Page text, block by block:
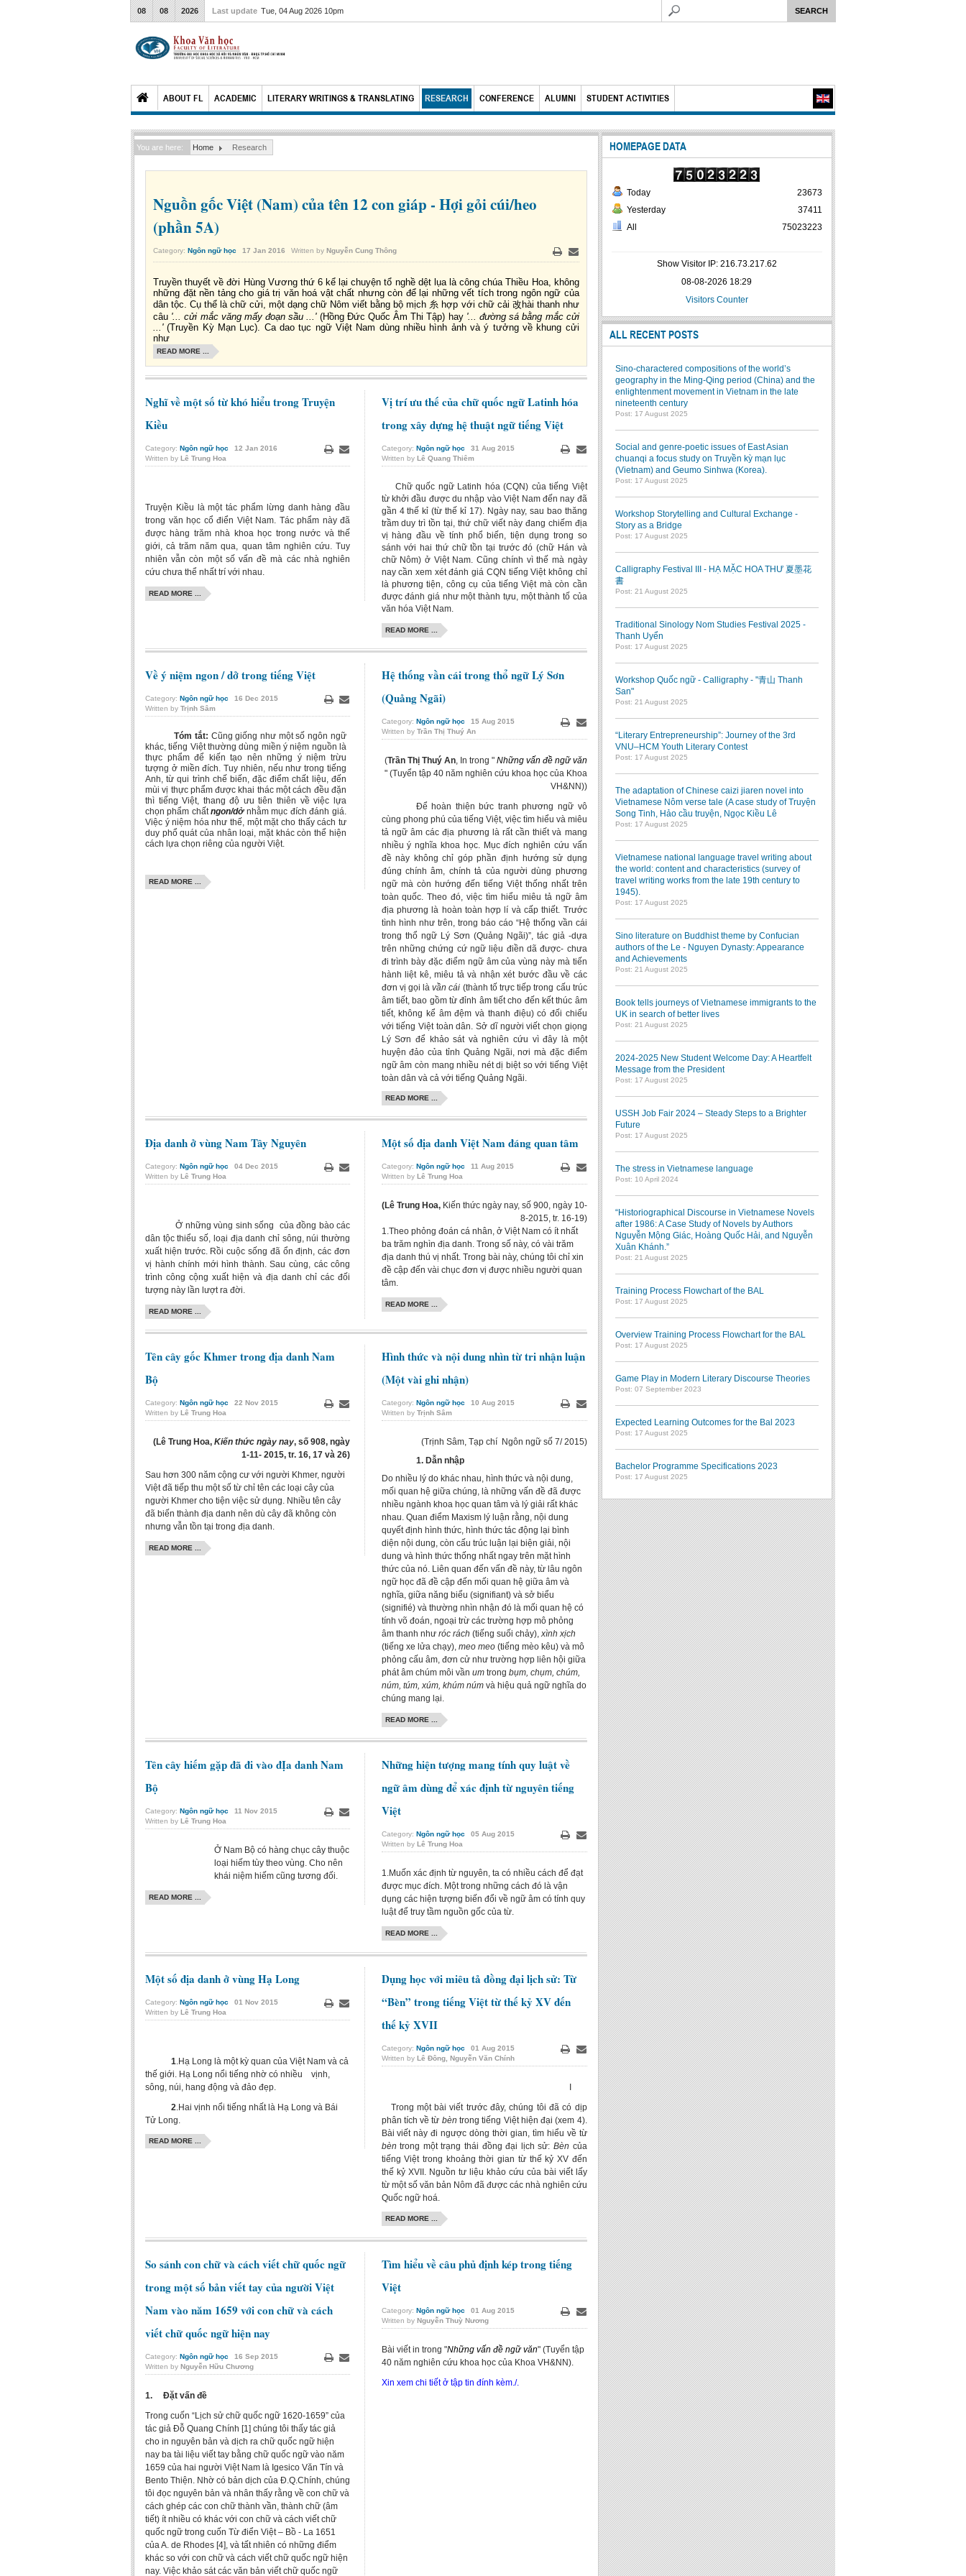
08 08 2026 Last update Tue, 04 Aug 2026 10pm
ABOUT FL ACADEMIC LITERARY WRITINGS & TRANSLATING RESEARCH CONFERENCE ALUMNI STUDENT ACTIVITIES
You are here: Home Research
Nguồn gốc Việt (Nam) của tên 12 con giáp - Hợi gỏi cúi/heo
(phần 5A)
Category: Ngôn ngữ học 17 Jan 2016 Written by Nguyễn Cung Thông
PrintEmail
Truyền thuyết về đời Hùng Vương thứ 6 kể lại chuyện tổ nghề dệt lụa là công chúa Thiều Hoa, không
những đặt nền tảng cho giá trị văn hoá vật chất nhưng còn để lại những vết tích trong ngôn ngữ của
dân tộc. Cụ thể là chữ cửi, một dạng chữ Nôm viết bằng bộ mịch 糸 hợp với chữ cải 改 hài thanh như
câu '... cửi mắc văng mấy đoạn sầu ...'(Hồng Đức Quốc Âm Thi Tập) hay '... đường sá bằng mắc cửi
...'(Truyền Kỳ Mạn Lục). Ca dao tục ngữ Việt Nam dùng nhiều hình ảnh và ý tưởng về khung cửi
như
READ MORE ...
Nghĩ về một số từ khó hiểu trong Truyện
Kiều
Category: Ngôn ngữ học 12 Jan 2016
Written by Lê Trung Hoa
Truyện Kiều là một tác phẩm lừng danh hàng đầu
trong văn học cổ điển Việt Nam. Tác phẩm này đã
được hàng trăm nhà khoa học trong nước và thế
giới, cả trăm năm qua, quan tâm nghiên cứu. Tuy
nhiên vẫn còn một số vấn đề mà các nhà nghiên
cứu chưa thể nhất trí với nhau.
READ MORE ...
Vị trí ưu thế của chữ quốc ngữ Latinh hóa
trong xây dựng hệ thuật ngữ tiếng Việt
Category: Ngôn ngữ học 31 Aug 2015
Written by Lê Quang Thiêm Email
Chữ quốc ngữ Latinh hóa (CQN) của tiếng Việt
từ khởi đầu được du nhập vào Việt Nam đến nay đã
gần 4 thế kỉ (từ thế kỉ 17). Ngày nay, sau bao thăng
trầm duy trì tồn tại, thứ chữ viết này đang chiếm địa
vị hàng đầu về tính phổ biến, tiện dụng trong so
sánh với hai thứ chữ tồn tại trước đó (chữ Hán và
chữ Nôm) ở Việt Nam. Cũng chính vì thế mà ngày
nay cần xem xét đánh giá CQN tiếng Việt không chỉ
là phương tiện, công cụ của tiếng Việt mà còn cần
được đánh giá như một thành tựu, một thành tố của
văn hóa Việt Nam.
READ MORE ...
Về ý niệm ngon / dở trong tiếng Việt
Category: Ngôn ngữ học 16 Dec 2015
Written by Trịnh Sâm
Tóm tắt: Cũng giống như một số ngôn ngữ
khác, tiếng Việt thường dùng miền ý niệm nguồn là
thực phẩm để kiến tạo nên những ý niệm trừu
tượng ở miền đích. Tuy nhiên, nếu như trong tiếng
Anh, từ qui trình chế biến, đặc điểm chất liệu, đến
mùi vị thực phẩm được khai thác một cách đều đặn
thì tiếng Việt, thang độ ưu tiên thiên về việc lựa
chọn phẩm chấtngon/dởnhằm mục đích đánh giá.
Việc ý niệm hóa như thế, một mặt cho thấy cách tư
duy phổ quát của nhân loại, mặt khác còn thể hiện
cách lựa chọn riêng của người Việt.
READ MORE ...
Hệ thống vần cái trong thổ ngữ Lý Sơn
(Quảng Ngãi)
Category: Ngôn ngữ học 15 Aug 2015
Written by Trần Thị Thuý An Email
(Trần Thị Thuý An, In trong " Những vấn đề ngữ văn
" (Tuyển tập 40 năm nghiên cứu khoa học của Khoa
VH&NN))
Để hoàn thiện bức tranh phương ngữ vô
cùng phong phú của tiếng Việt, việc tìm hiểu và miêu
tả ngữ âm các địa phương là rất cần thiết và mang
nhiều ý nghĩa khoa học. Mục đích nghiên cứu vấn
đề này không chỉ góp phần định hướng sử dụng
đúng chính âm, chính tả của người dùng phương
ngữ mà còn hướng đến tiếng Việt thống nhất trên
toàn quốc. Theo đó, việc tìm hiểu miêu tả ngữ âm
địa phương là hoàn toàn hợp lí và cấp thiết. Trước
tình hình như trên, trong báo cáo “Hệ thống vần cái
trong thổ ngữ Lý Sơn (Quảng Ngãi)”, tác giả -dựa
trên những chứng cứ ngữ liệu điền dã được- chưa
đi trình bày đặc điểm ngữ âm của vùng này mà tiến
hành liệt kê, miêu tả và nhận xét bước đầu về các
đơn vị gọi làvần cái (thành tố trực tiếp trong cấu trúc
âm tiết, bao gồm từ đỉnh âm tiết cho đến kết thúc âm
tiết, không kể âm đệm và thanh điệu) có đối chiếu
với tiếng Việt toàn dân. Sở dĩ người viết chọn giọng
Lý Sơn để khảo sát và nghiên cứu vì đây là một
huyện đảo của tỉnh Quảng Ngãi, nơi mà đặc điểm
ngữ âm còn mang nhiều nét dị biệt so với tiếng Việt
toàn dân và cả với tiếng Quảng Ngãi.
READ MORE ...
Địa danh ở vùng Nam Tây Nguyên
Category: Ngôn ngữ học 04 Dec 2015
Written by Lê Trung Hoa
Ở những vùng sinh sống của đồng bào các
dân tộc thiểu số, loại địa danh chỉ sông, núi thường
xuất hiện trước. Rồi cuộc sống đã ổn định, các đơn
vị hành chính mới hình thành. Sau cùng, các công
trình công cộng xuất hiện và địa danh chỉ các đối
tượng này lần lượt ra đời.
READ MORE ...
Một số địa danh Việt Nam đáng quan tâm
Category: Ngôn ngữ học 11 Aug 2015
Written by Lê Trung Hoa Email
(Lê Trung Hoa, Kiến thức ngày nay, số 900, ngày 10-
8-2015, tr. 16-19)
1.Theo phỏng đoán cá nhân, ở Việt Nam có ít nhất
ba trăm nghìn địa danh. Trong số này, có vài trăm
địa danh thú vị nhất. Trong bài này, chúng tôi chỉ xin
đề cập đến vài chục đơn vị được nhiều người quan
tâm.
READ MORE ...
Tên cây gốc Khmer trong địa danh Nam
Bộ
Category: Ngôn ngữ học 22 Nov 2015
Written by Lê Trung Hoa
(Lê Trung Hoa, Kiến thức ngày nay, số 908, ngày
1-11- 2015, tr. 16, 17 và 26)
Sau hơn 300 năm cộng cư với người Khmer, người
Việt đã tiếp thu một số từ chỉ tên các loại cây của
người Khmer cho tiện việc sử dụng. Nhiều tên cây
đã biến thành địa danh nên dù cây đã không còn
nhưng vẫn tồn tại trong địa danh.
READ MORE ...
Hình thức và nội dung nhìn từ tri nhận luận
(Một vài ghi nhận)
Category: Ngôn ngữ học 10 Aug 2015
Written by Trịnh Sâm Email
(Trịnh Sâm, Tạp chí Ngôn ngữ số 7/ 2015)
1. Dẫn nhập
Do nhiều lý do khác nhau, hình thức và nội dung,
mối quan hệ giữa chúng, là những vấn đề đã được
nhiều ngành khoa học quan tâm và lý giải rất khác
nhau. Quan điểm Maxism lý luận rằng, nội dung
quyết định hình thức, hình thức tác động lại bình
diện nội dung, còn cấu trúc luận lại biện giải, nội
dung và hình thức thống nhất ngay trên mặt hình
thức của nó. Liên quan đến vấn đề này, từ lâu ngôn
ngữ học đã đề cập đến mối quan hệ giữa âm và
nghĩa, giữa năng biểu (signifiant) và sở biểu
(signifié) và thường nhìn nhận đó là mối quan hệ có
tính võ đoán, ngoại trừ các trường hợp mô phỏng
âm thanh như róc rách (tiếng suối chảy),xình xịch
(tiếng xe lửa chạy), meo meo(tiếng mèo kêu) và mô
phỏng cấu âm, đơn cử như trường hợp liên hội giữa
phát âm chúm môi vần umtrong bụm, chụm, chúm,
núm, túm, xúm, khúm númvà hiệu quả ngữ nghĩa do
chúng mang lại.
READ MORE ...
Tên cây hiếm gặp đã đi vào đỊa danh Nam
Bộ
Category: Ngôn ngữ học 11 Nov 2015
Written by Lê Trung Hoa
Ở Nam Bộ có hàng chục cây thuộc
loại hiếm tùy theo vùng. Cho nên
khái niệm hiếm cũng tương đối.
READ MORE ...
Những hiện tượng mang tính quy luật về
ngữ âm dùng để xác định từ nguyên tiếng
Việt
Category: Ngôn ngữ học 05 Aug 2015
Written by Lê Trung Hoa Email
1.Muốn xác định từ nguyên, ta có nhiều cách để đạt
được mục đích. Một trong những cách đó là vận
dụng các hiện tượng biến đổi về ngữ âm có tính quy
luật để truy tầm nguồn gốc của từ.
READ MORE ...
Một số địa danh ở vùng Hạ Long
Category: Ngôn ngữ học 01 Nov 2015
Written by Lê Trung Hoa
1 .Hạ Long là một kỳ quan của Việt Nam và cả
thế giới. Hạ Long nổi tiếng nhờ có nhiều vịnh,
sông, núi, hang động và đảo đẹp.
2 .Hai vịnh nổi tiếng nhất là Hạ Long và Bái
Tử Long.
READ MORE ...
Dụng học với miêu tả đồng đại lịch sử: Từ
“Bèn” trong tiếng Việt từ thế kỷ XV đến
thế kỷ XVII
Category: Ngôn ngữ học 01 Aug 2015
Written by Lê Đông, Nguyễn Văn Chính Email
I
Trong một bài viết trước đây, chúng tôi đã có dịp
phân tích về từ bèn trong tiếng Việt hiện đại (xem 4).
Bài viết này đi ngược dòng thời gian, tìm hiểu về từ
bèn trong một trạng thái đồng đại lịch sử:Bèn của
tiếng Việt trong khoảng thời gian từ thế kỷ XV đến
thế kỷ XVII. Nguồn tư liệu khảo cứu của bài viết lấy
từ một số văn bản Nôm đã được các nhà nghiên cứu
Quốc ngữ hoá.
READ MORE ...
So sánh con chữ và cách viết chữ quốc ngữ
trong một số bản viết tay của người Việt
Nam vào năm 1659 với con chữ và cách
viết chữ quốc ngữ hiện nay
Category: Ngôn ngữ học 16 Sep 2015
Written by Nguyễn Hữu Chương
1. Đặt vấn đề
Trong cuốn “Lịch sử chữ quốc ngữ 1620-1659” của
tác giả Đỗ Quang Chính [1] chúng tôi thấy tác giả
cho in nguyên bản và dịch ra chữ quốc ngữ hiện
nay ba tài liệu viết tay bằng chữ quốc ngữ vào năm
1659 của hai người Việt Nam là Igesico Văn Tín và
Bento Thiện. Nhờ có bản dịch của Đ.Q.Chính, chúng
tôi đọc nguyên bản và nhân thấy rằng về con chữ và
cách ghép các con chữ thành vần, thành chữ (âm
tiết) ít nhiều có khác với con chữ và cách viết chữ
quốc ngữ trong cuốn Từ điển Việt – Bồ - La 1651
của A. de Rhodes [4], và tất nhiên có những điểm
khác so với con chữ và cách viết chữ quốc ngữ hiện
nay. Việc khảo sát các văn bản viết chữ quốc ngữ
Tìm hiểu về câu phủ định kép trong tiếng
Việt
Category: Ngôn ngữ học 01 Aug 2015
Written by Nguyễn Thuỳ Nương Email
Bài viết in trong "Những vấn đề ngữ văn" (Tuyển tập
40 năm nghiên cứu khoa học của Khoa VH&NN).
Xin xem chi tiết ở tập tin đính kèm./.
HOMEPAGE DATA
Today
Yesterday
All
23673
37411
75023223
Show Visitor IP: 216.73.217.62
08-08-2026 18:29
Visitors Counter
ALL RECENT POSTS
Sino-charactered compositions of the world’s
geography in the Ming-Qing period (China) and the
enlightenment movement in Vietnam in the late
nineteenth century
Post: 17 August 2025
Social and genre-poetic issues of East Asian
chuanqi a focus study on Truyền kỳ mạn lục
(Vietnam) and Geumo Sinhwa (Korea).
Post: 17 August 2025
Workshop Storytelling and Cultural Exchange -
Story as a Bridge
Post: 17 August 2025
Calligraphy Festival III - HẠ MẶC HOA THƯ 夏墨花
書
Post: 21 August 2025
Traditional Sinology Nom Studies Festival 2025 -
Thanh Uyển
Post: 17 August 2025
Workshop Quốc ngữ - Calligraphy - "青山 Thanh
San"
Post: 21 August 2025
“Literary Entrepreneurship”: Journey of the 3rd
VNU–HCM Youth Literary Contest
Post: 17 August 2025
The adaptation of Chinese caizi jiaren novel into
Vietnamese Nôm verse tale (A case study of Truyện
Song Tinh, Hảo cầu truyện, Ngọc Kiều Lê
Post: 17 August 2025
Vietnamese national language travel writing about
the world: content and characteristics (survey of
travel writing works from the late 19th century to
1945).
Post: 17 August 2025
Sino literature on Buddhist theme by Confucian
authors of the Le - Nguyen Dynasty: Appearance
and Achievements
Post: 21 August 2025
Book tells journeys of Vietnamese immigrants to the
UK in search of better lives
Post: 21 August 2025
2024-2025 New Student Welcome Day: A Heartfelt
Message from the President
Post: 17 August 2025
USSH Job Fair 2024 – Steady Steps to a Brighter
Future
Post: 17 August 2025
The stress in Vietnamese language
Post: 10 April 2024
“Historiographical Discourse in Vietnamese Novels
after 1986: A Case Study of Novels by Authors
Nguyễn Mộng Giác, Hoàng Quốc Hải, and Nguyễn
Xuân Khánh.”
Post: 21 August 2025
Training Process Flowchart of the BAL
Post: 17 August 2025
Overview Training Process Flowchart for the BAL
Post: 17 August 2025
Game Play in Modern Literary Discourse Theories
Post: 07 September 2023
Expected Learning Outcomes for the Bal 2023
Post: 17 August 2025
Bachelor Programme Specifications 2023
Post: 17 August 2025